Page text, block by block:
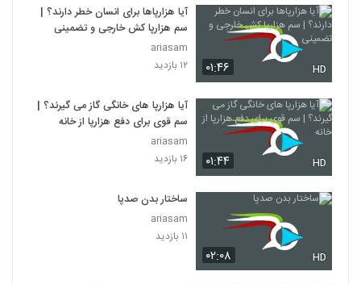
۰۱:۴۶ HD
آیا هزارپاها برای انسان خطر دارند؟ |
سم هزارپا کش خارجی و تضمینی
ariasam
۱۲ بازدید
۰۱:۴۴ HD
آیا هزارپا های خانگی گاز می گیرند؟ |
سم قوی برای دفع هزارپا از خانه
ariasam
۱۶ بازدید
۰۲:۰۸ HD
ساختار بدن صدپا
ariasam
۱۱ بازدید